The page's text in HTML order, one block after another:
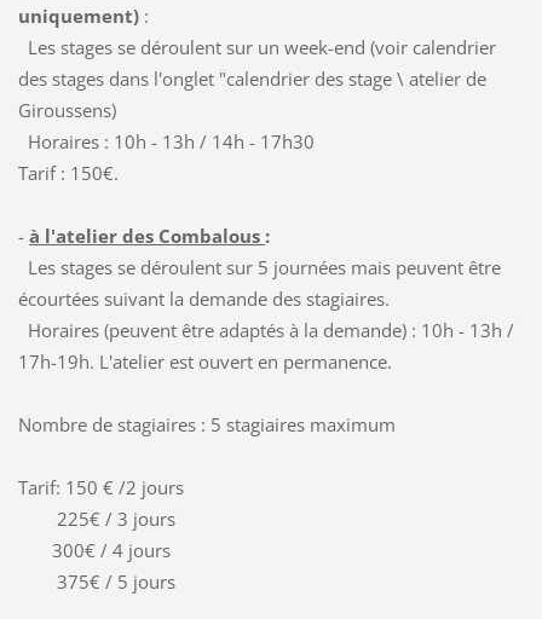
uniquement) :
Les stages se déroulent sur un week-end (voir calendrier
des stages dans l'onglet "calendrier des stage \ atelier de
Giroussens)
Horaires : 10h - 13h / 14h - 17h30
Tarif : 150€.
- à l'atelier des Combalous :
Les stages se déroulent sur 5 journées mais peuvent être
écourtées suivant la demande des stagiaires.
Horaires (peuvent être adaptés à la demande) : 10h - 13h /
17h-19h. L'atelier est ouvert en permanence.
Nombre de stagiaires : 5 stagiaires maximum
Tarif: 150 € /2 jours
225€ / 3 jours
300€ / 4 jours
375€ / 5 jours